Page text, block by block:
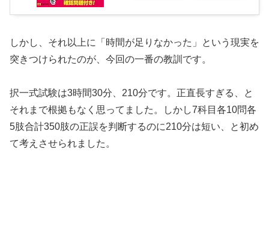
しかし、それ以上に「時間が足りなかった」という現実を
突きつけられたのが、今回の一番の教訓です。
択一式試験は3時間30分、210分です。正直長すぎる、と
それまで根拠もなく思ってました。しかし7科目各10問各
5肢合計350肢の正誤を判断するのに210分は短い、と初め
て考えさせられました。